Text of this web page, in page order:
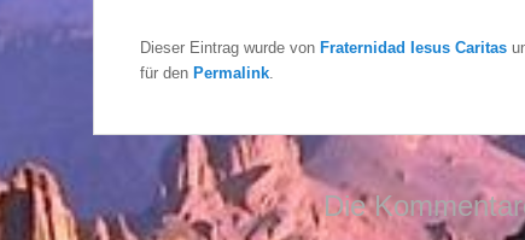
Dieser Eintrag wurde von Fraternidad Iesus Caritas
für den Permalink
Die